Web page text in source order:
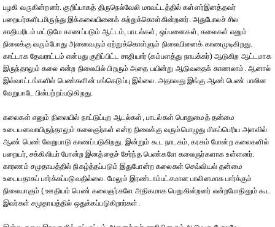
பழகி வருகின்றனர். குறிப்பாகத் திருநெல்வேலி மாவட்டத்தில் கள்ளர்இனத்தவர்
பறையர்களிடமிருந்து இக்கலையினைக் கற்றுக்கொள்கின்றனர். அதுபோலச் சில
சாதியரிடம் மட்டுமே காணப்படும் ஆட்டம், பாடல்கள், ஒப்பனைகள், கலைகள் எனும்
நிலைக்கு வரும்போது அனைவரும் ஏற்றுக்கொள்ளும் நிலையினைக் காணமுடிகிறது.
காட்டாக தேவராட்டம் என்பது குறிப்பிட்ட சாதியார் (கம்பளத்து நாயக்கர்) ஆடுகிற ஆட்டமாக
இருந்தாலும் கலை என்ற நிலையில் பிறரும் அதை பயின்று ஆடுவதைக் காணலாம். ஆனால்
இவ்வாட்டங்களில் பெண்களின் பங்கெடுப்பு இல்லை. அதாவது இங்கு ஆண் பெண் பாலின
வேறுபாடே பின்பற்றப்படுகிறது.
கலைகள் எனும் நிலையில் நாட்டுப்புற ஆடல்கள், பாடல்கள் பொதுமைத் தன்மை
உடையனவாயிருந்தாலும் கலைஞர்கள் என்ற நிலைக்கு வரும்பொழுது மிகப்பெரிய அளவில்
ஆண் பெண் வேறுபாடு காணப்படுகிறது. இன்றும் கூட நாடகம், கரகம் போன்ற கலைகளில்
பறையர், சக்கிலியர் போன்ற இனத்தைச் சேர்ந்த பெண்களே கலைஞர்களாக உள்ளனர்.
காரணம் சமுதாயத்தில் நிகழ்த்தப்படும் இதுபோன்ற கலைகள் செவ்வியல் தன்மை
உடையதாகப் பார்க்கப்படுவதில்லை. மேலும் இரண்டாம்பட்சமான பாலினமாக பார்க்கும்
நிலையாகும் ( ஊதியம் பெண் கலைஞர்களே அதிகமாக பெறுகின்றனர் என்றபோதிலும் கூட
இவர்கள் சமுதாயத்தில் ஒதுக்கப்படுகிறார்கள்.